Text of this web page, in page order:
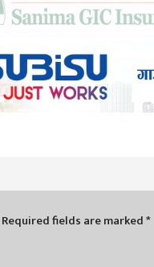
Required fields are marked*